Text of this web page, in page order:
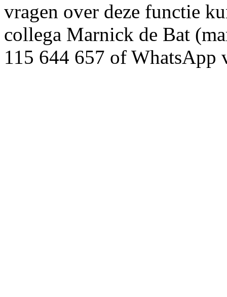
vragen over deze functie
collega Marnick de Bat
115 644 657 of WhatsApp